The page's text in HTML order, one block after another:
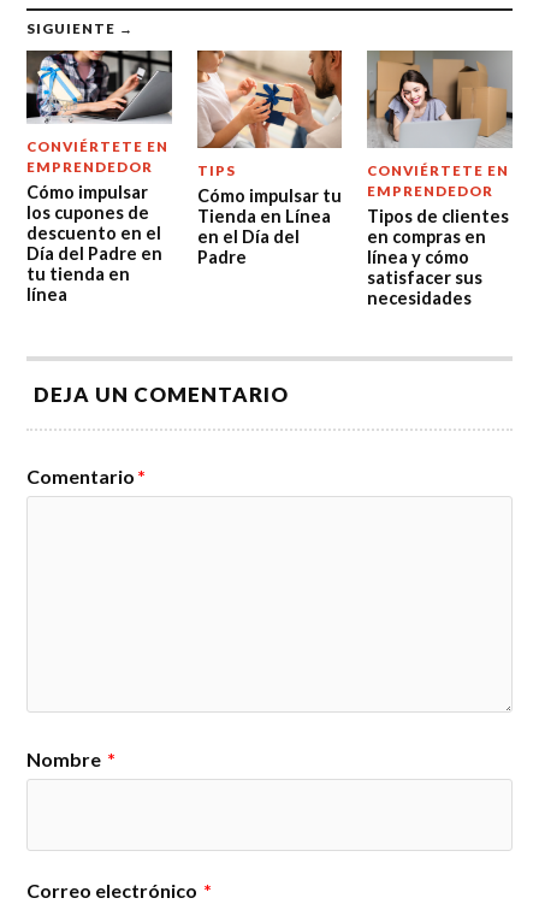
SIGUIENTE →
CONVIÉRTETE EN
EMPRENDEDOR
Cómo impulsar
los cupones de
descuento en el
Día del Padre en
tu tienda en
línea
TIPS
Cómo impulsar tu
Tienda en Línea
en el Día del
Padre
CONVIÉRTETE EN
EMPRENDEDOR
Tipos de clientes
en compras en
línea y cómo
satisfacer sus
necesidades
DEJA UN COMENTARIO
Comentario *
Nombre *
Correo electrónico *